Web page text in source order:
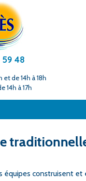
59 48
et de 14h à 18h
14h à 17h
équipes construisent